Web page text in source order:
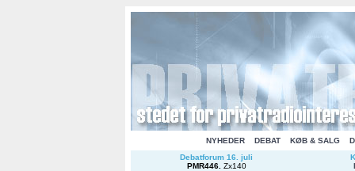
NYHEDER DEBAT KØB & SALG
Debatforum 16. juli
PMR446. Zx140